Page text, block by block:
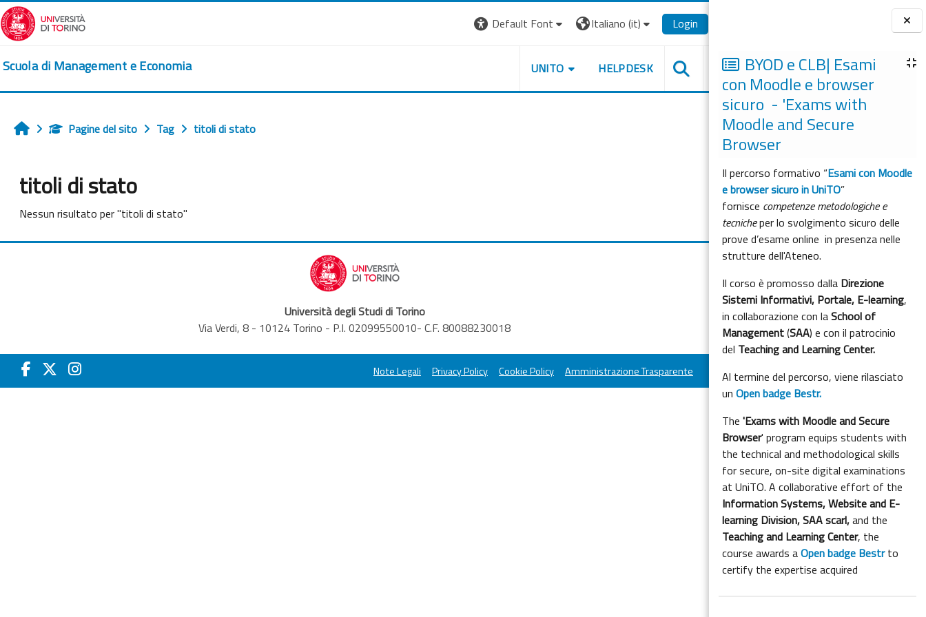
Vai al contenuto principale
Blocchi
BYOD e CLB| Esami
con Moodle e browser
sicuro - 'Exams with
Moodle and Secure
Browser
Il percorso formativo “Esami con Moodle
e browser sicuro in UniTO”
fornisce competenze metodologiche e
tecnicheper lo svolgimento sicuro delle
prove d’esame online in presenza nelle
strutture dell'Ateneo.
Il corso è promosso dalla Direzione
Sistemi Informativi, Portale, E-learning,
in collaborazione con laSchool of
Management(SAA) e con il patrocinio
del Teaching and Learning Center.
Al termine del percorso, viene rilasciato
unOpen badge Bestr.
The'Exams with Moodle and Secure
Browser' program equips students with
the technical and methodological skills
for secure, on-site digital examinations
at UniTO. A collaborative effort of the
Information Systems, Website and E-
learning Division,SAA scarl,and the
Teaching and Learning Center, the
course awards aOpen badge Bestrto
certify the expertise acquired
Default Font Italiano ‎(it)‎ Login
Scuola di Management e Economia UNITO HELPDESK
HomePagine del sito Tag titoli di stato
titoli di stato
Nessun risultato per "titoli di stato"
Università degli Studi di Torino
Via Verdi, 8 - 10124 Torino - P.I. 02099550010- C.F. 80088230018
Note Legali Privacy Policy Cookie Policy Amministrazione Trasparente